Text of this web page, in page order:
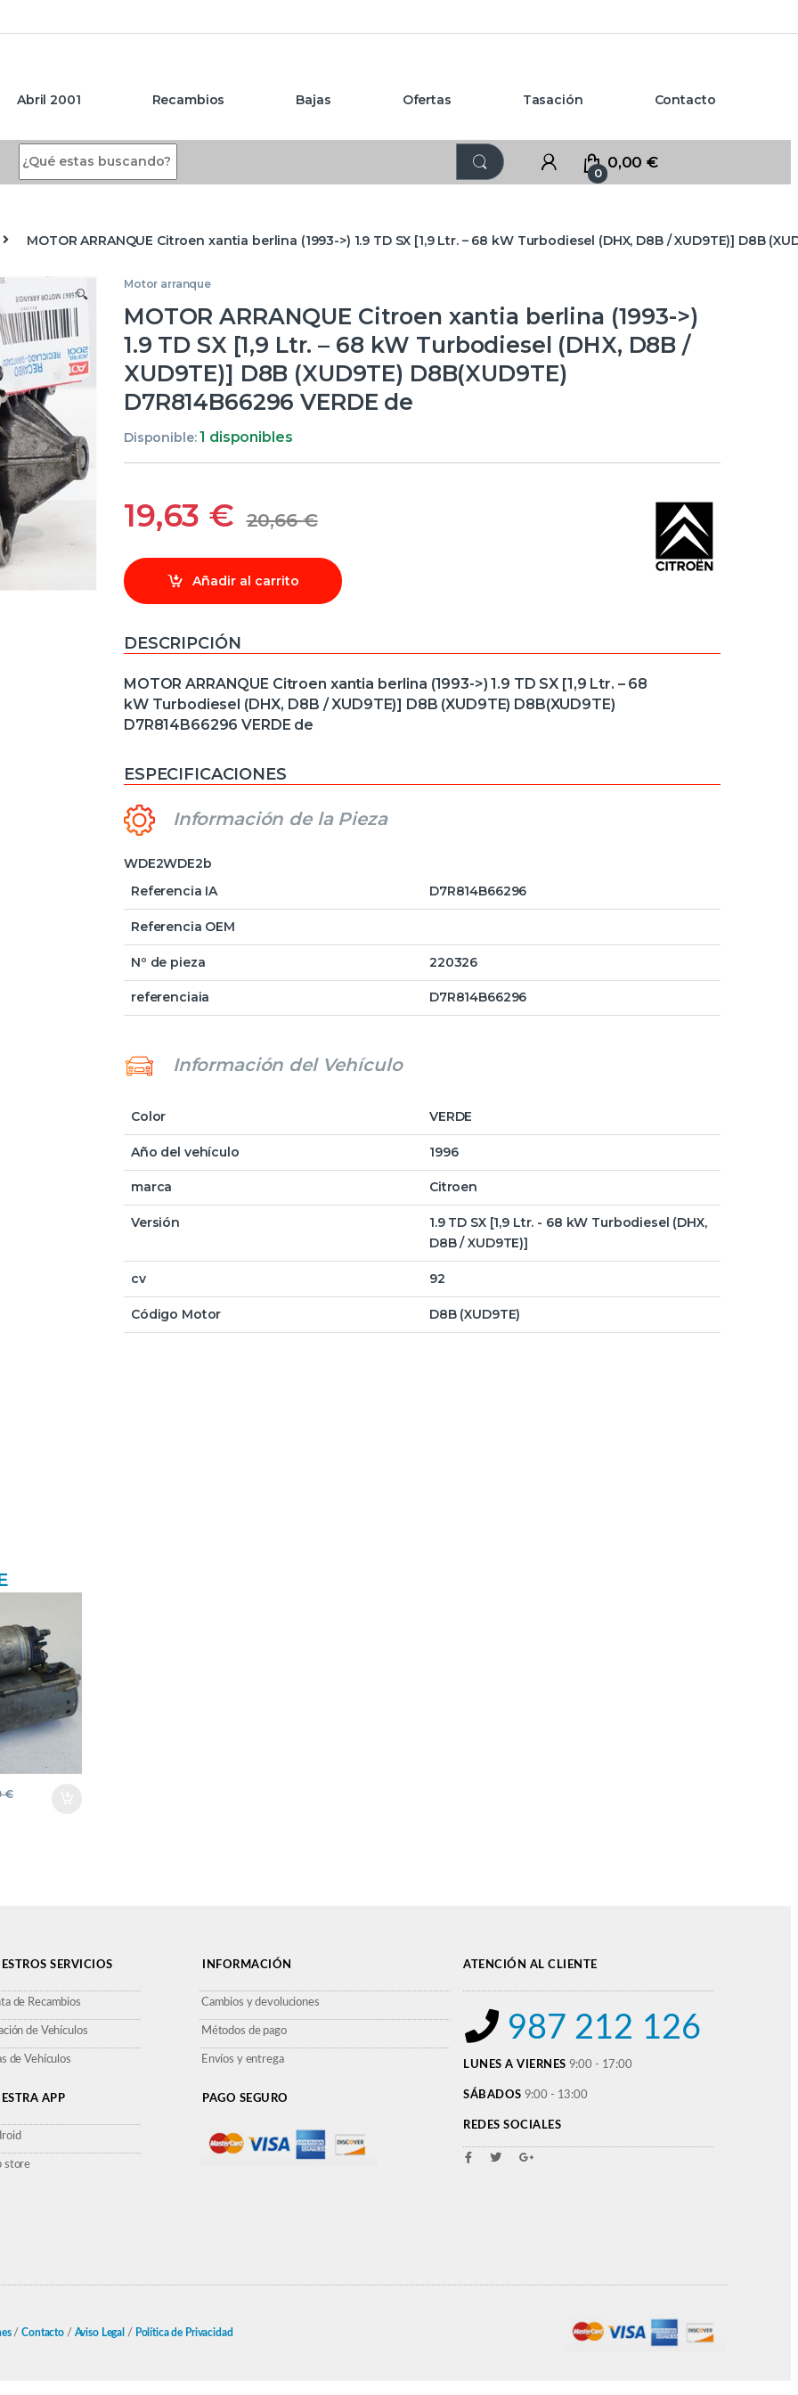
Abril 2001 Recambios Bajas Ofertas Tasación Contacto
0
0,00€
MOTOR ARRANQUE Citroen xantia berlina (1993->) 1.9 TD SX [1,9 Ltr. – 68 kW Turbodiesel (DHX, D8B / XUD9TE)] D8B
🔍
Motor arranque
MOTOR ARRANQUE Citroen xantia berlina (1993->)
1.9 TD SX [1,9 Ltr. – 68 kW Turbodiesel (DHX, D8B /
XUD9TE)] D8B (XUD9TE) D8B(XUD9TE)
D7R814B66296 VERDE de
Disponible:1 disponibles
19,63 € 20,66€
Añadir al carrito
DESCRIPCIÓN
MOTOR ARRANQUE Citroen xantia berlina (1993->) 1.9 TD SX [1,9 Ltr. – 68
kW Turbodiesel (DHX, D8B / XUD9TE)] D8B (XUD9TE) D8B(XUD9TE)
D7R814B66296 VERDE de
ESPECIFICACIONES
Información de la Pieza
WDE2WDE2b
Referencia IA
D7R814B66296
Referencia OEM
Nº de pieza 220326
referenciaia D7R814B66296
Información del Vehículo
Color VERDE
Año del vehículo 1996
marca Citroen
Versión
1.9 TD SX [1,9 Ltr. - 68 kW Turbodiesel (DHX,
D8B / XUD9TE)]
cv 92
Código Motor D8B (XUD9TE)
>)
DE
€
SERVICIOS
de Recambios
de Vehículos
de Vehículos
APP
store
INFORMACIÓN
Cambios y devoluciones
Métodos de pago
Envíos y entrega
PAGO SEGURO
ATENCIÓN AL CLIENTE
987 212 126
LUNES A VIERNES 9:00 - 17:00
SÁBADOS 9:00 - 13:00
REDES SOCIALES
/ Contacto / Aviso Legal / Política de Privacidad